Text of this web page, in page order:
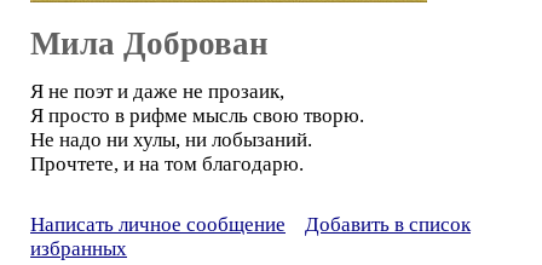
Мила Доброван
Я не поэт и даже не прозаик,
Я просто в рифме мысль свою творю.
Не надо ни хулы, ни лобызаний.
Прочтете, и на том благодарю.
Написать личное сообщение
Добавить в список
избранных